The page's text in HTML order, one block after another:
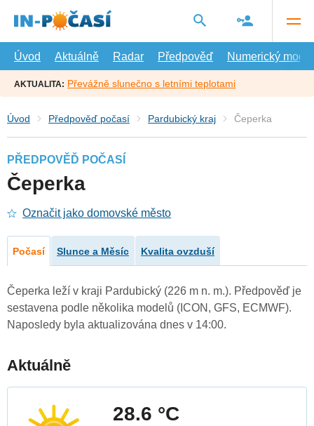
hlavní
Úvod
Aktuálně Radar Předpověď Numerický model
AKTUALITA: Převážně slunečno s letními teplotami
Úvod Předpověď počasí Pardubický kraj Čeperka
PŘEDPOVĚĎ POČASÍ
Čeperka
Označit jako domovské město
Počasí Slunce a Měsíc Kvalita ovzduší
Čeperka leží v kraji Pardubický (226 m n. m.). Předpověď je
sestavena podle několika modelů (ICON, GFS, ECMWF).
Naposledy byla aktualizována dnes v 14:00.
Aktuálně
28.6 °C